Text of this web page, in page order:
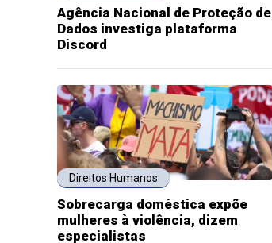
Agência Nacional de Proteção de
Dados investiga plataforma
Discord
Direitos Humanos
Sobrecarga doméstica expõe
mulheres à violência, dizem
especialistas